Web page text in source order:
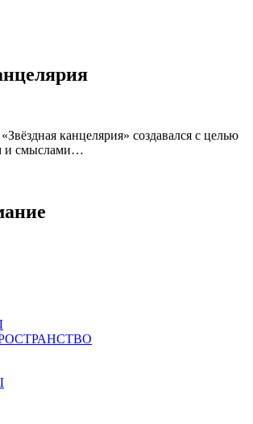
канцелярия» создавался с целью
и смыслами…